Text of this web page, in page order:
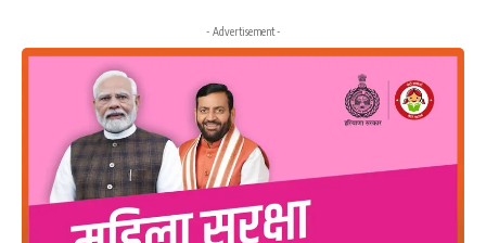
- Advertisement -